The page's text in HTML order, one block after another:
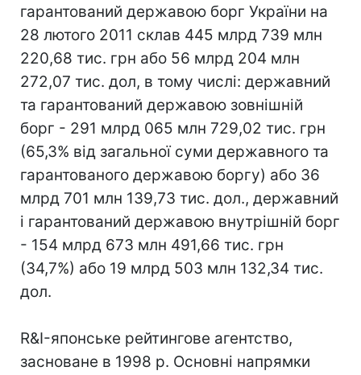
гарантований державою борг України на
28 лютого 2011 склав 445 млрд 739 млн
220,68 тис. грн або 56 млрд 204 млн
272,07 тис. дол, в тому числі: державний
та гарантований державою зовнішній
борг - 291 млрд 065 млн 729,02 тис. грн
(65,3% від загальної суми державного та
гарантованого державою боргу) або 36
млрд 701 млн 139,73 тис. дол., державний
і гарантований державою внутрішній борг
- 154 млрд 673 млн 491,66 тис. грн
(34,7%) або 19 млрд 503 млн 132,34 тис.
дол.
R&I-японське рейтингове агентство,
засноване в 1998 р. Основні напрямки